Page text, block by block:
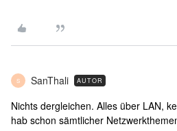
S SanThali AUTOR
Nichts dergleichen. Alles über LAN,
hab schon sämtlicher